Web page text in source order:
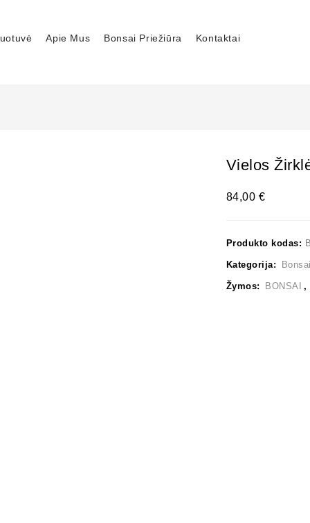
Apie Mus Bonsai Priežiūra Kontaktai
Vielos
84,00€
Produkto kodas:
Kategorija:
Žymos: BONSAI ,